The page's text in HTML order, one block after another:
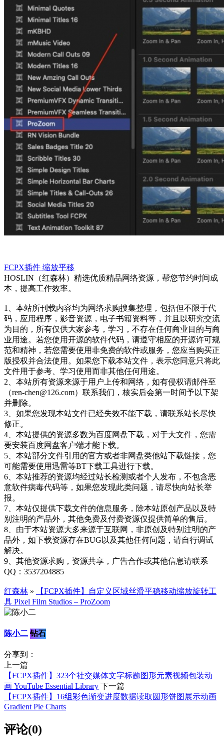
FCPX插件 缩放平移
HOSLIN（红森林）精选优质精品网络资源，帮您节约时间成
本，提高工作效率。
1、本站所刊载内容均为网络求购搜集整理，包括但不限于代
码，应用程序，影音资源，电子书籍资料等，并且以研究交流
为目的，所有仅供大家参考，学习，不存在任何商业目的与商
业用途。若您使用开源的软件代码，请遵守相应的开源许可规
范和精神，若您需要使用非免费的软件或服务，您应当购买正
版授权并合法使用。如果您下载本站文件，表示您同意只将此
文件用于参考、学习使用而非其他任何用途。
2、本站所有资源来源于用户上传和网络，如有侵权请邮件至
（ren-chen@126.com）联系我们，核实后会第一时间予以下架
并删除。
3、如果您发现本站文件已经失效不能下载，请联系站长尽快
修正。
4、本站提供的资源多数为百度网盘下载，对于大文件，您需
要安装百度网盘客户端才能下载。
5、本站部分文件引用的官方或者非网盘类他站下载链接，您
可能需要使用迅雷等BT下载工具进行下载。
6、本站推荐的资源均经过站长检测或者个人发布，不包含恶
意软件病毒代码等，如果您发现此类问题，请尽快向站长举
报。
7、本站仅提供下载文件的信息服务，除本站原创产品以及特
别注明的产品外，其他免费及付费资源仅提供简单的售后。
8、由于本站资源大多来源于互联网，非原创及特别注明的产
品外，如下载资源存在BUG以及其他任何问题，请自行调试
解决。
9、其他资源求购，资源共享，广告合作或其他信息请联系
QQ：3537204885
红森林 »
【FCPX插件】自定义区域丝滑平稳移动缩放旋转工
具 Pixel Film Studios – ProZoom
陈小二 钻石
分享到：
上一篇
【FCPX插件】323个社交媒体文字标题图形元素视频包装动
画 YouTube Essential Library 下一篇
【FCPX插件】16组彩色渐变进度数据读取圆形饼图展示动画
Gradient Pie Charts
评论(0)